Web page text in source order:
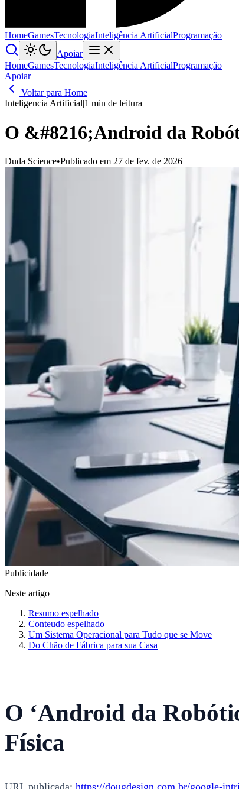
HomeGamesTecnologiaInteligência ArtificialProgramação
Apoiar
HomeGamesTecnologiaInteligência ArtificialProgramação
Apoiar
Voltar para Home
Inteligencia Artificial|1 min de leitura
O &#8216;Android da
Duda Science•Publicado em 27 de fev. de 2026
Publicidade
Neste artigo
Resumo espelhado
Conteudo espelhado
Um Sistema Operacional para Tudo que se Move
Do Chão de Fábrica para sua Casa
O ‘Android da
Física
URL publicada: https://dougdesign.com.br/google-